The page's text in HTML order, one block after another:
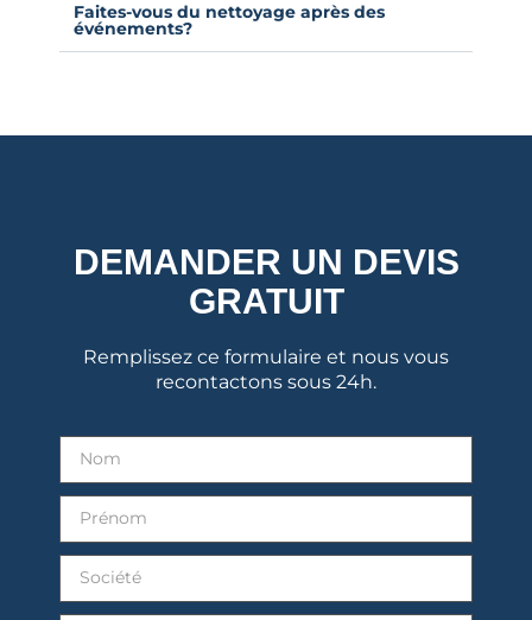
Faites-vous du nettoyage après des
événements?
DEMANDER UN DEVIS
GRATUIT
Remplissez ce formulaire et nous vous
recontactons sous 24h.